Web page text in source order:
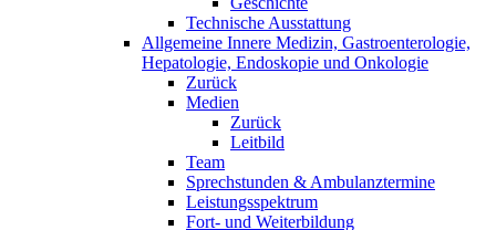
Technische Ausstattung
Allgemeine Innere Medizin, Gastroenterologie,
Hepatologie, Endoskopie und Onkologie
Zurück
Medien
Zurück
Leitbild
Team
Sprechstunden & Ambulanztermine
Leistungsspektrum
Fort- und Weiterbildung